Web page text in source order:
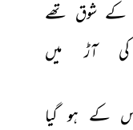
کے شوق تھے
کی
آڑ میں
کے ہو گیا